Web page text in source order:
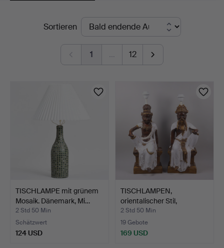
LaufendeSortieren
1 … 12
TISCHLAMPE mit grünem
Mosaik. Dänemark, Mi…
2 Std 50 Min
Schätzwert
124 USD
TISCHLAMPEN,
orientalischer Stil,
sitzende…
2 Std 50 Min
19 Gebote
169 USD